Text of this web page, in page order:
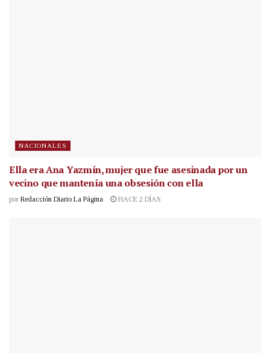
NACIONALES
Ella era Ana Yazmín, mujer que fue asesinada por un
vecino que mantenía una obsesión con ella
por Redacción Diario La Página HACE 2 DÍAS